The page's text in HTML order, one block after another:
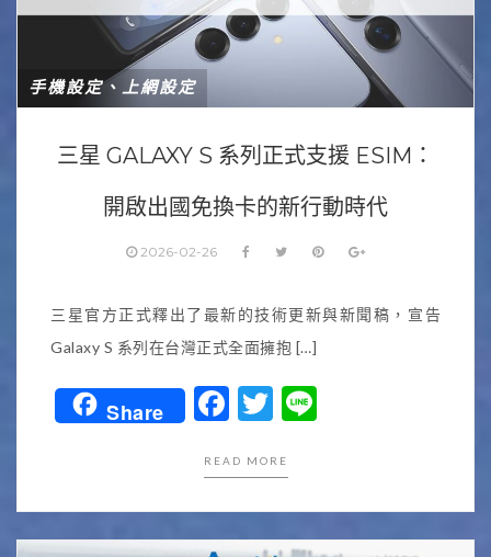
手機設定、上網設定
三星 GALAXY S 系列正式支援 ESIM：
開啟出國免換卡的新行動時代
2026-02-26
三星官方正式釋出了最新的技術更新與新聞稿，宣告
Galaxy S 系列在台灣正式全面擁抱 […]
Share Facebook
Twitter
Line
READ MORE